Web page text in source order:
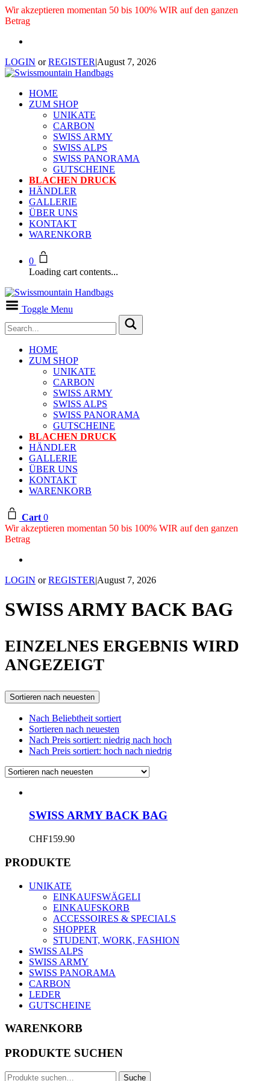
Wir akzeptieren momentan 50 bis 100% WIR auf den ganzen
Betrag
LOGIN orREGISTER|August 7, 2026
HOME
ZUM SHOP
UNIKATE
CARBON
SWISS ARMY
SWISS ALPS
SWISS PANORAMA
GUTSCHEINE
BLACHEN DRUCK
HÄNDLER
GALLERIE
ÜBER UNS
KONTAKT
WARENKORB
0
Loading cart contents...
Toggle Menu
HOME
ZUM SHOP
UNIKATE
CARBON
SWISS ARMY
SWISS ALPS
SWISS PANORAMA
GUTSCHEINE
BLACHEN DRUCK
HÄNDLER
GALLERIE
ÜBER UNS
KONTAKT
WARENKORB
Cart 0
Wir akzeptieren momentan 50 bis 100% WIR auf den ganzen
Betrag
LOGIN orREGISTER|August 7, 2026
SWISS ARMY BACK BAG
EINZELNES ERGEBNIS WIRD
ANGEZEIGT
Sortieren nach neuesten
Nach Beliebtheit sortiert
Sortieren nach neuesten
Nach Preis sortiert: niedrig nach hoch
Nach Preis sortiert: hoch nach niedrig
SWISS ARMY BACK BAG
CHF159.90
PRODUKTE
UNIKATE
EINKAUFSWÄGELI
EINKAUFSKORB
ACCESSOIRES & SPECIALS
SHOPPER
STUDENT, WORK, FASHION
SWISS ALPS
SWISS ARMY
SWISS PANORAMA
CARBON
LEDER
GUTSCHEINE
WARENKORB
PRODUKTE SUCHEN
Suche Suche